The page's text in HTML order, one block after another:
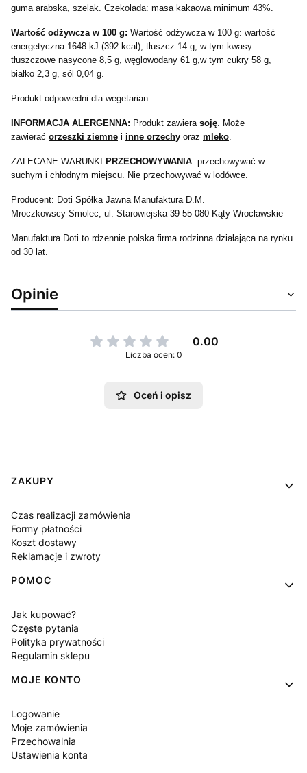
guma arabska, szelak. Czekolada: masa kakaowa minimum 43%.
Wartość odżywcza w 100 g: Wartość odżywcza w 100 g: wartość
energetyczna 1648 kJ (392 kcal), tłuszcz 14 g, w tym kwasy
tłuszczowe nasycone 8,5 g, węglowodany 61 g,w tym cukry 58 g,
białko 2,3 g, sól 0,04 g.
Produkt odpowiedni dla wegetarian.
INFORMACJA ALERGENNA: Produkt zawiera soję . Może
zawierać orzeszki ziemne i inne orzechy oraz mleko
ZALECANE WARUNKI PRZECHOWYWANIA: przechowywać w
suchym i chłodnym miejscu. Nie przechowywać w lodówce.
Producent: Doti Spółka Jawna Manufaktura D.M.
Mroczkowscy Smolec, ul. Starowiejska 39 55-080 Kąty Wrocławskie
Manufaktura Doti to rdzennie polska firma rodzinna działająca na rynku
od 30 lat.
Opinie
0.00
Liczba ocen: 0
Oceń i opisz
Linki w stopce
ZAKUPY
Czas realizacji zamówienia
Formy płatności
Koszt dostawy
Reklamacje i zwroty
POMOC
Jak kupować?
Częste pytania
Polityka prywatności
Regulamin sklepu
MOJE KONTO
Logowanie
Moje zamówienia
Przechowalnia
Ustawienia konta